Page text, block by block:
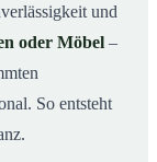
und
oder Möbel –
So entsteht